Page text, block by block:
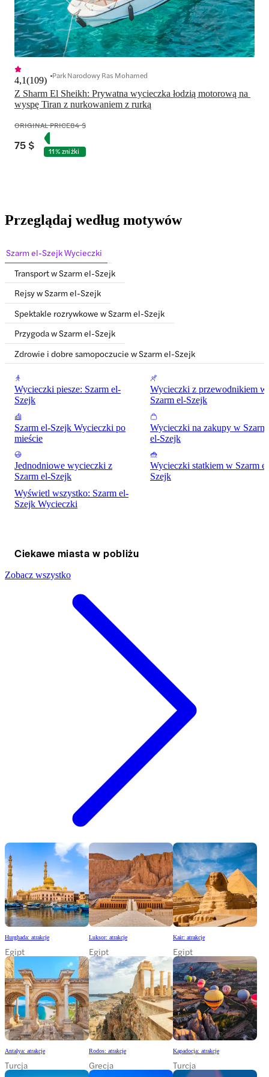
Z Sharm El Sheikh: Prywatna wycieczka łodzią motorową na
wyspę Tiran z nurkowaniem z rurką
4,1(109) Park Narodowy Ras Mohamed
ORIGINAL PRICE84 $
75 $ 11% zniżki
Przeglądaj według motywów
Szarm el-Szejk Wycieczki
Transport w Szarm el-Szejk
Rejsy w Szarm el-Szejk
Spektakle rozrywkowe w Szarm el-Szejk
Przygoda w Szarm el-Szejk
Zdrowie i dobre samopoczucie w Szarm el-Szejk
Wycieczki piesze: Szarm el-
Szejk
Wycieczki z przewodnikiem w
Szarm el-Szejk
Szarm el-Szejk Wycieczki po
mieście
Wycieczki na zakupy w Szarm
el-Szejk
Jednodniowe wycieczki z
Szarm el-Szejk
Wycieczki statkiem w Szarm
Szejk
Wyświetl wszystko: Szarm el-
Szejk Wycieczki
Ciekawe miasta w pobliżu
Zobacz wszystko
Hurghada: atrakcje
Egipt
Luksor: atrakcje
Egipt
Kair: atrakcje
Egipt
Antalya: atrakcje
Turcja
Rodos: atrakcje
Grecja
Kapadocja: atrakcje
Turcja